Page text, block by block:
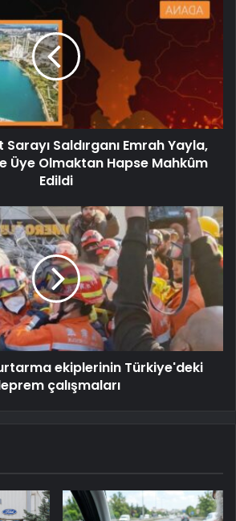
Saldırganı Emrah Yayla,
Üye Olmaktan Hapse Mahkûm
Edildi
ekiplerinin Türkiye'deki
çalışmaları